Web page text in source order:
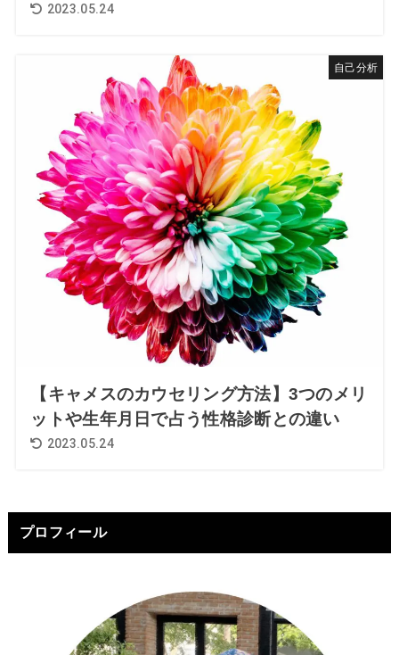
2023.05.24
自己分析
【キャメスのカウセリング方法】3つのメリ
ットや生年月日で占う性格診断との違い
2023.05.24
プロフィール